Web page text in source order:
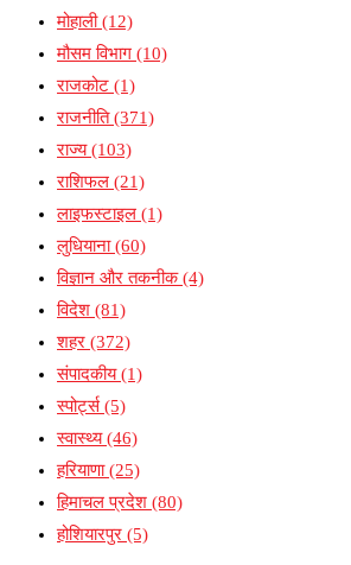
मोहाली(12)
मौसम विभाग (10)
राजकोट (1)
राजनीति(371)
राज्य(103)
राशिफल (21)
लाइफस्टाइल (1)
लुधियाना(60)
विज्ञान और तकनीक(4)
विदेश (81)
शहर (372)
संपादकीय(1)
स्पोर्ट्स(5)
स्वास्थ्य(46)
हरियाणा(25)
हिमाचल प्रदेश (80)
होशियारपुर (5)